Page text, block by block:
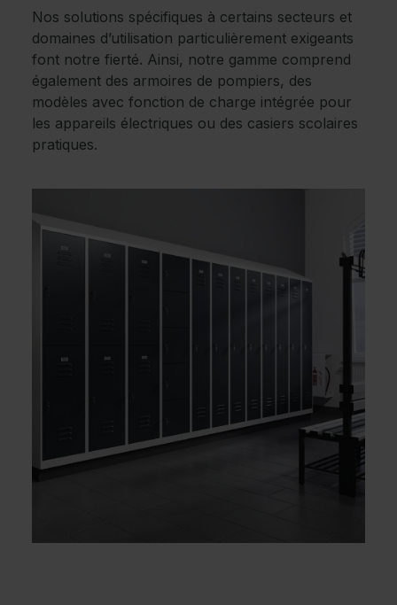
Nos solutions spécifiques à certains secteurs et
domaines d’utilisation particulièrement exigeants
font notre fierté. Ainsi, notre gamme comprend
également des armoires de pompiers, des
modèles avec fonction de charge intégrée pour
les appareils électriques ou des casiers scolaires
pratiques.